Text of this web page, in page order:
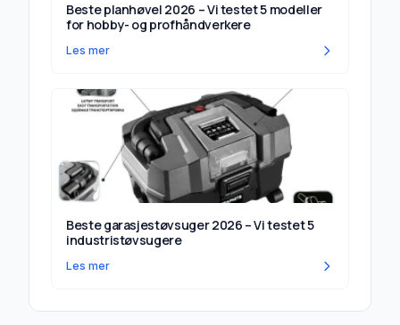
Beste planhøvel 2026 – Vi testet 5 modeller
for hobby- og profhåndverkere
Les mer
Beste garasjestøvsuger 2026 – Vi testet 5
industristøvsugere
Les mer